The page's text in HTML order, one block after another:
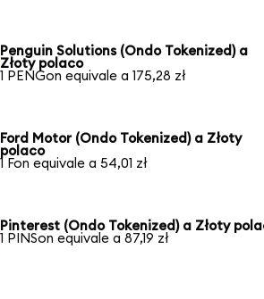
Penguin Solutions (Ondo Tokenized) a
Złoty polaco
1 PENGon equivale a 175,28 zł
Ford Motor (Ondo Tokenized) a Złoty
polaco
1 Fon equivale a 54,01 zł
Pinterest (Ondo Tokenized) a Złoty
1 PINSon equivale a 87,19 zł